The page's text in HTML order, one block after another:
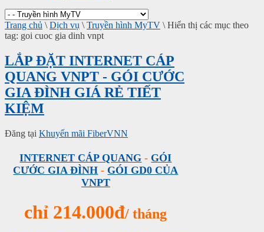
Trang chủ \ Dịch vụ \ Truyền hình MyTV \ Hiển thị các mục theo
tag: goi cuoc gia dinh vnpt
LẮP ĐẶT INTERNET CÁP
QUANG VNPT - GÓI CƯỚC
GIA ĐÌNH GIÁ RẺ TIẾT
KIỆM
Đăng tại Khuyến mãi FiberVNN
INTERNET CÁP QUANG - GÓI
CƯỚC GIA ĐÌNH - GÓI GD0 CỦA
VNPT
chỉ 214.000đ/ tháng